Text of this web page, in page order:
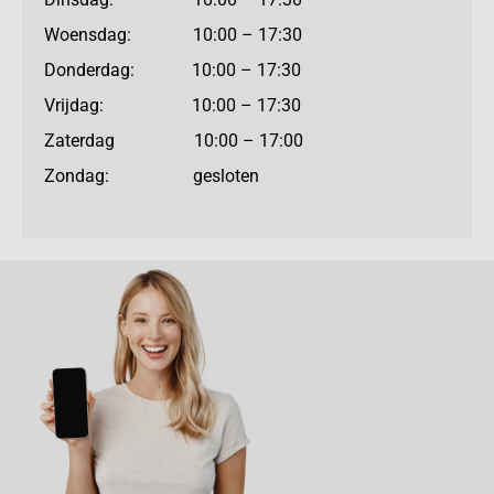
Woensdag: 10:00 – 17:30
Donderdag: 10:00 – 17:30
Vrijdag: 10:00 – 17:30
Zaterdag 10:00 – 17:00
Zondag: gesloten